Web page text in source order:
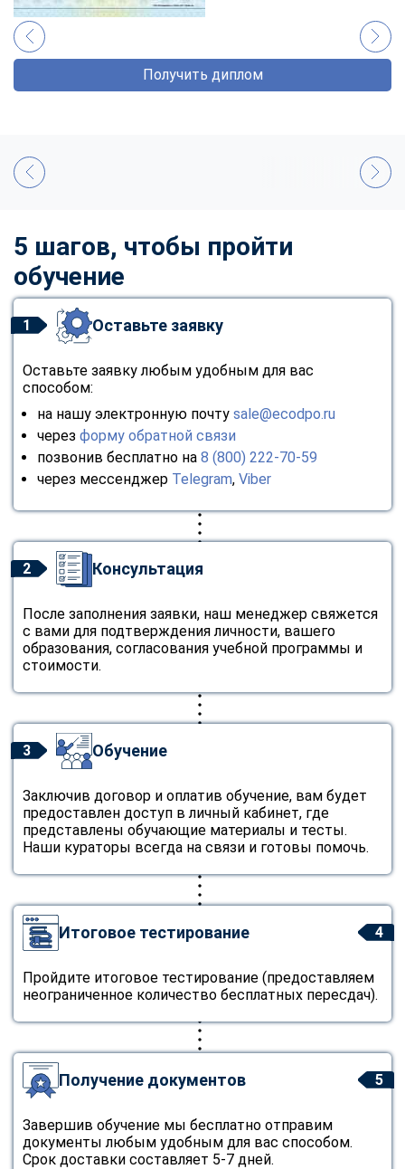
Получить диплом
5 шагов, чтобы пройти
обучение
1 Оставьте заявку
Оставьте заявку любым удобным для вас
способом:
на нашу электронную почту sale@ecodpo.ru
через форму обратной связи
позвонив бесплатно на 8 (800) 222-70-59
через мессенджер Telegram, Viber
2 Консультация
После заполнения заявки, наш менеджер свяжется
с вами для подтверждения личности, вашего
образования, согласования учебной программы и
стоимости.
3 Обучение
Заключив договор и оплатив обучение, вам будет
предоставлен доступ в личный кабинет, где
представлены обучающие материалы и тесты.
Наши кураторы всегда на связи и готовы помочь.
4
Итоговое тестирование
Пройдите итоговое тестирование (предоставляем
неограниченное количество бесплатных пересдач).
5
Получение документов
Завершив обучение мы бесплатно отправим
документы любым удобным для вас способом.
Срок доставки составляет 5-7 дней.